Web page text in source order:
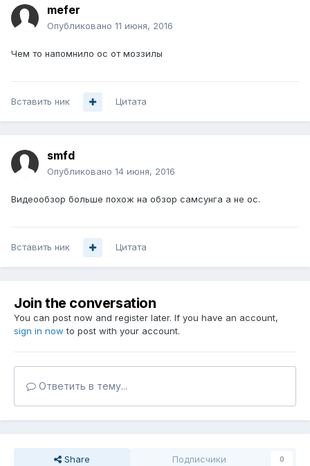
mefer
Опубликовано 11 июня, 2016
Чем то напомнило ос от моззилы
Вставить ник Цитата
smfd
Опубликовано 14 июня, 2016
Видеообзор больше похож на обзор самсунга а не ос.
Вставить ник Цитата
Join the conversation
You can post now and register later. If you have an account,
sign in now to post with your account.
Ответить в тему...
Share Подписчики 0